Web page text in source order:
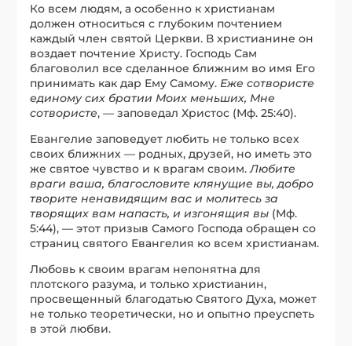
Ко всем людям, а особенно к христианам
должен относиться с глубоким почтением
каждый член святой Церкви. В христианине он
воздает почтение Христу. Господь Сам
благоволил все сделанное ближним во имя Его
принимать как дар Ему Самому. Еже сотвористе
единому сих братии Моих меньших, Мне
сотвористе, — заповедал Христос (Мф. 25:40).
Евангелие заповедует любить не только всех
своих ближних — родных, друзей, но иметь это
же святое чувство и к врагам своим.Любите
враги ваша, благословите клянущие вы, добро
творите ненавидящим вас и молитесь за
творящих вам напасть, и изгонящия вы (Мф.
5:44), — этот призыв Самого Господа обращен со
страниц святого Евангелия ко всем христианам.
Любовь к своим врагам непонятна для
плотского разума, и только христианин,
просвещенный благодатью Святого Духа, может
не только теоретически, но и опытно преуспеть
в этой любви.